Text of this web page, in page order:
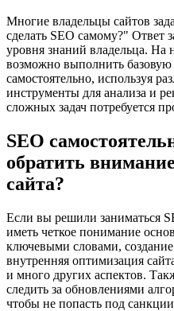
Многие владельцы сайтов
сделать SEO самому?" Ответ
уровня знаний владельца. На
возможно выполнить
самостоятельно, используя
инструменты для анализа и
сложных задач потребуется
SEO
обратить
сайта?
Если вы решили заниматься
иметь четкое понимание
ключевыми словами, создание
внутренняя оптимизация
и много других аспектов.
следить за обновлениями
чтобы не попасть под